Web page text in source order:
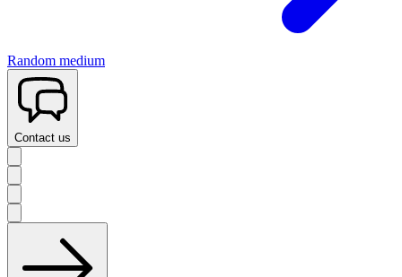
Random medium
Contact us